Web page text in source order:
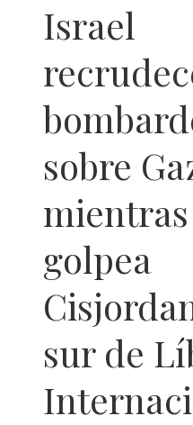
Israel
sobre
mientras
golpea
sur de